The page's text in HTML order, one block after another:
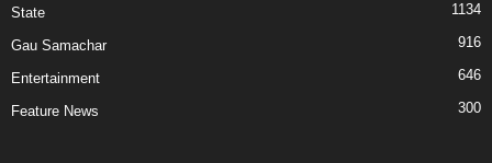
State 1134
Gau Samachar 916
Entertainment 646
Feature News 300